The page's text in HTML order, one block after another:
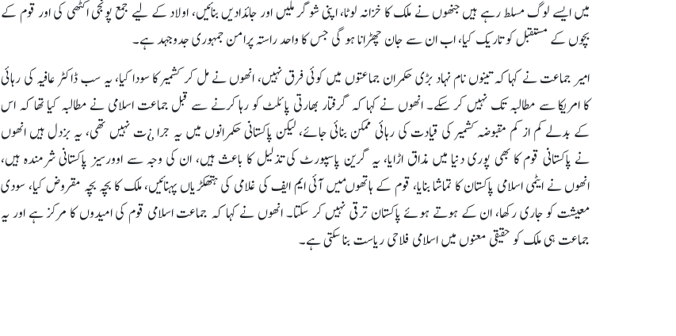
میں ایسے لوگ مسلط رہے ہیں جنھوں نے ملک کا خزانہ لوٹا، اپنی شوگر ملیں اور جائدادیں بنائیں، اولاد کے لیے جمع پونجی اکٹھی کی اور قوم کے
بچوں کے مستقبل کو تاریک کیا، اب ان سے جان چھڑانا ہو گی جس کا واحد راستہ پرامن جمہوری جدوجہد ہے۔
امیر جماعت نے کہا کہ تینوں نام نہاد بڑی حکمران جماعتوں میں کوئی فرق نہیں، انھوں نے مل کر کشمیر کا سودا کیا، یہ سب ڈاکٹر عافیہ کی رہائی
کا امریکا سے مطالبہ تک نہیں کر سکے۔ انھوں نے کہا کہ گرفتار بھارتی پائلٹ کو رہا کرنے سے قبل جماعت اسلامی نے مطالبہ کیا تھا کہ اس
کے بدلے کم از کم مقبوضہ کشمیر کی قیادت کی رہائی ممکن بنائی جائے، لیکن پاکستانی حکمرانوں میں یہ جرا ¿ت نہیں تھی، یہ بزدل ہیں انھوں
نے پاکستانی قوم کا بھی پوری دنیا میں مذاق اڑایا، یہ گرین پاسپورٹ کی تذلیل کا باعث ہیں، ان کی وجہ سے اوورسیز پاکستانی شرمندہ ہیں،
انھوں نے ایٹمی اسلامی پاکستان کا تماشا بنایا، قوم کے ہاتھوںمیں آئی ایم ایف کی غلامی کی ہتھکڑیاں پہنائیں، ملک کا بچہ بچہ مقروض کیا، سودی
معیشت کو جاری رکھا، ان کے ہوتے ہوئے پاکستان ترقی نہیں کر سکتا۔ انھوں نے کہا کہ جماعت اسلامی قوم کی امیدوں کا مرکز ہے اور یہ
جماعت ہی ملک کو حقیقی معنوں میں اسلامی فلاحی ریاست بنا سکتی ہے۔